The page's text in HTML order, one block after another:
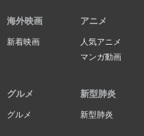
海外映画
新着映画
アニメ
人気アニメ
マンガ動画
グルメ
グルメ
新型肺炎
新型肺炎